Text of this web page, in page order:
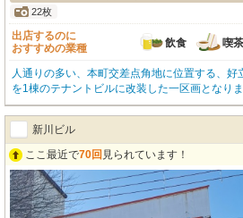
22枚
出店するのに
おすすめの業種
飲食 喫茶
人通りの多い、本町交差点角地に位置する、
を1棟のテナントビルに改装した一区画となり
３ヵ所設置され、新設されたものです★内装は
造可能★都市ガス給湯器＆寒冷地仕様の冷暖
は内覧いかがですか?(*´∀)ノ★お問い合わせは
まで、お気軽にどうぞ★
新川ビル
ここ最近で70回 見られています！